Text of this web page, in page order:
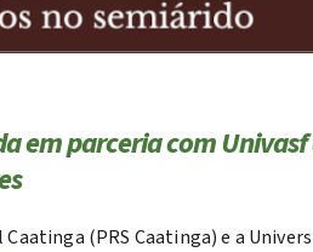
em parceria com
(PRS Caatinga) e a